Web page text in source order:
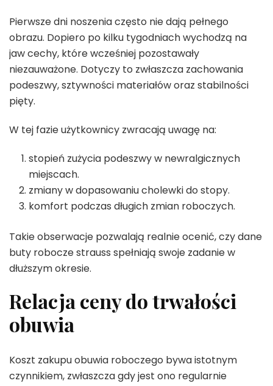
Pierwsze dni noszenia często nie dają pełnego
obrazu. Dopiero po kilku tygodniach wychodzą na
jaw cechy, które wcześniej pozostawały
niezauważone. Dotyczy to zwłaszcza zachowania
podeszwy, sztywności materiałów oraz stabilności
pięty.
W tej fazie użytkownicy zwracają uwagę na:
stopień zużycia podeszwy w newralgicznych
miejscach.
zmiany w dopasowaniu cholewki do stopy.
komfort podczas długich zmian roboczych.
Takie obserwacje pozwalają realnie ocenić, czy dane
buty robocze strauss spełniają swoje zadanie w
dłuższym okresie.
Relacja ceny do trwałości
obuwia
Koszt zakupu obuwia roboczego bywa istotnym
czynnikiem, zwłaszcza gdy jest ono regularnie